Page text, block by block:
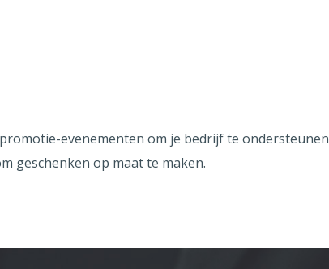
evenementen om je bedrijf te
geschenken op maat te maken.